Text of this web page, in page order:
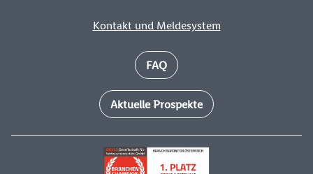
Kontakt und Meldesystem
FAQ
Aktuelle Prospekte